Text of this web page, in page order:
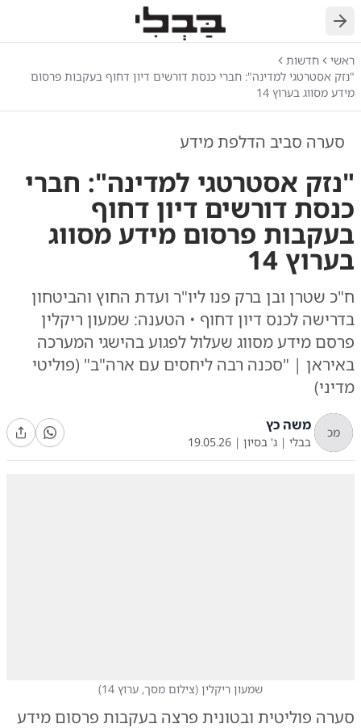
חזרה
ראשי
חדשות
"נזק אסטרטגי למדינה": חברי כנסת דורשים דיון דחוף בעקבות פרסום
מידע מסווג בערוץ 14
סערה סביב הדלפת מידע
"נזק אסטרטגי למדינה": חברי
כנסת דורשים דיון דחוף
בעקבות פרסום מידע מסווג
בערוץ 14
ח"כ שטרן ובן ברק פנו ליו"ר ועדת החוץ והביטחון
בדרישה לכנס דיון דחוף • הטענה: שמעון ריקלין
פרסם מידע מסווג שעלול לפגוע בהישגי המערכה
באיראן | "סכנה רבה ליחסים עם ארה"ב" (פוליטי
מדיני)
מכ משה כץ
בבלי | ג' בסיון |
19.05.26
שמעון ריקלין (צילום מסך, ערוץ 14 )
סערה פוליטית ובטונית פרצה בעקבות פרסום מידע